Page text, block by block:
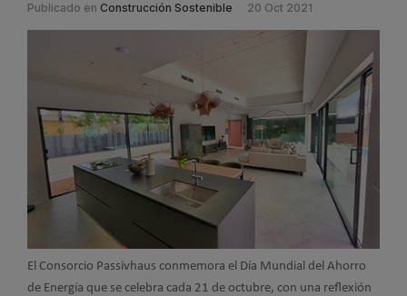
Publicado en Construcción Sostenible 20 Oct 2021
El Consorcio Passivhaus conmemora el Día Mundial del Ahorro
de Energía que se celebra cada 21 de octubre, con una reflexión